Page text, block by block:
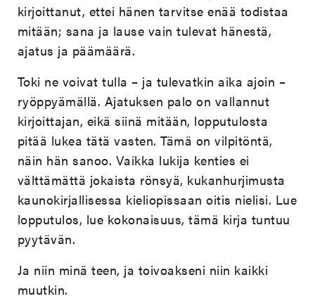
kirjoittanut, ettei hänen tarvitse enää todistaa
mitään; sana ja lause vain tulevat hänestä,
ajatus ja päämäärä.
Toki ne voivat tulla – ja tulevatkin aika ajoin –
ryöppyämällä. Ajatuksen palo on vallannut
kirjoittajan, eikä siinä mitään, lopputulosta
pitää lukea tätä vasten. Tämä on vilpitöntä,
näin hän sanoo. Vaikka lukija kenties ei
välttämättä jokaista rönsyä, kukanhurjimusta
kaunokirjallisessa kieliopissaan oitis nielisi. Lue
lopputulos, lue kokonaisuus, tämä kirja tuntuu
pyytävän.
Ja niin minä teen, ja toivoakseni niin kaikki
muutkin.